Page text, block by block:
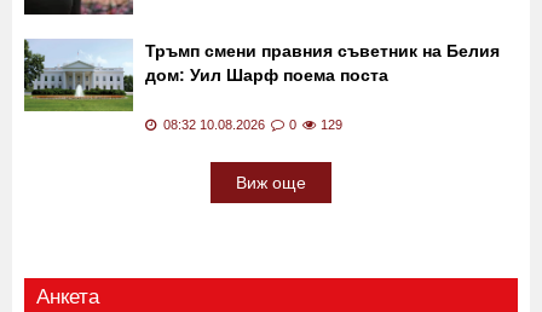
Тръмп смени правния съветник на Белия
дом: Уил Шарф поема поста
08:32 10.08.2026 0 129
Виж още
Анкета